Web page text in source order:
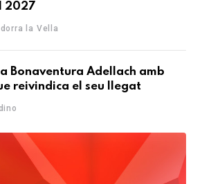
2027
la Vella
Bonaventura Adellach amb
reivindica el seu llegat